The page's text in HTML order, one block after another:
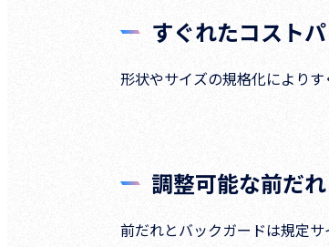
すぐれたコスト
形状やサイズの規格化によりす
調整可能な前だ
前だれとバックガードは規定サ